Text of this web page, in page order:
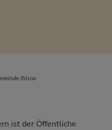
Ihlow
ist der Öffentliche